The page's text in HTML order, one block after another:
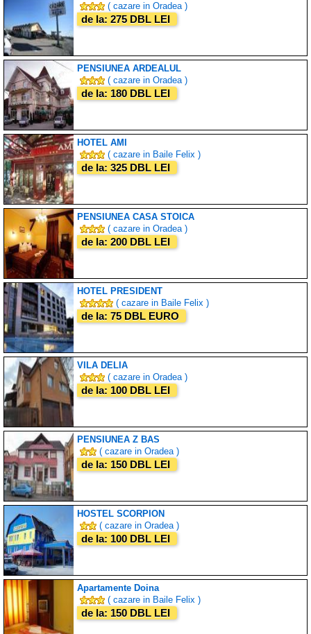
( cazare in Oradea )
de la: 275 DBL LEI
PENSIUNEA ARDEALUL
( cazare in Oradea )
de la: 180 DBL LEI
HOTEL AMI
( cazare in Baile Felix )
de la: 325 DBL LEI
PENSIUNEA CASA STOICA
( cazare in Oradea )
de la: 200 DBL LEI
HOTEL PRESIDENT
( cazare in Baile Felix )
de la: 75 DBL EURO
VILA DELIA
( cazare in Oradea )
de la: 100 DBL LEI
PENSIUNEA Z BAS
( cazare in Oradea )
de la: 150 DBL LEI
HOSTEL SCORPION
( cazare in Oradea )
de la: 100 DBL LEI
Apartamente Doina
( cazare in Baile Felix )
de la: 150 DBL LEI